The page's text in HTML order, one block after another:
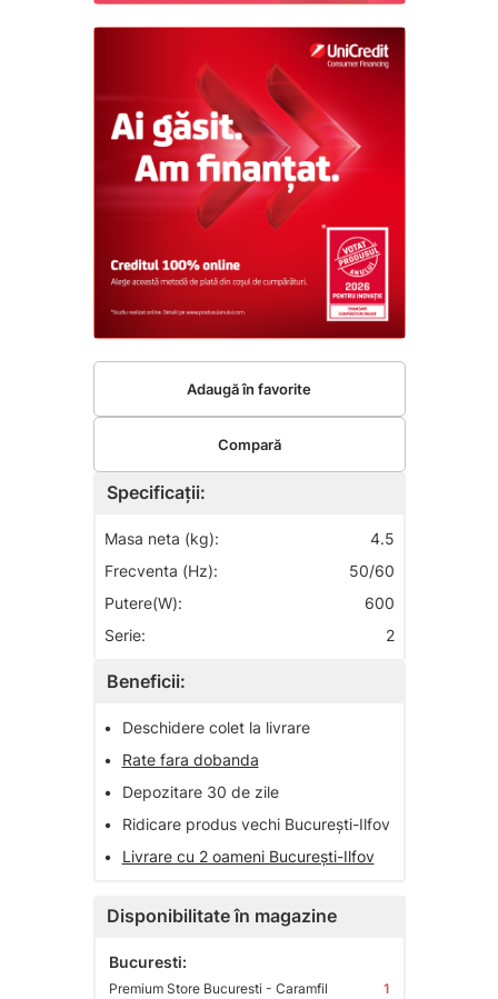
Specificații:
Masa neta (kg):
4.5
Frecventa (Hz):
50/60
Putere(W):
600
Serie:
2
Beneficii:
•
Deschidere colet la livrare
•
Rate fara dobanda
•
Depozitare 30 de zile
•
Ridicare produs vechi București-Ilfov
•
Livrare cu 2 oameni București-Ilfov
Disponibilitate în magazine
Bucuresti:
Premium Store Bucuresti - Caramfil 1
Adaugă în favorite
Compară